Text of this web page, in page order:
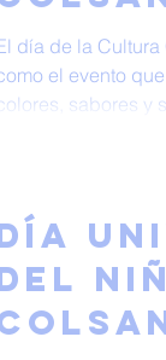
día de la Cultura
el evento
sabores y